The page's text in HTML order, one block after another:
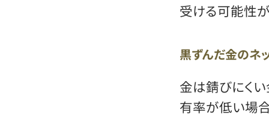
受ける可能性が
黒ずんだ金のネ
金は錆びにく
有率が低い場